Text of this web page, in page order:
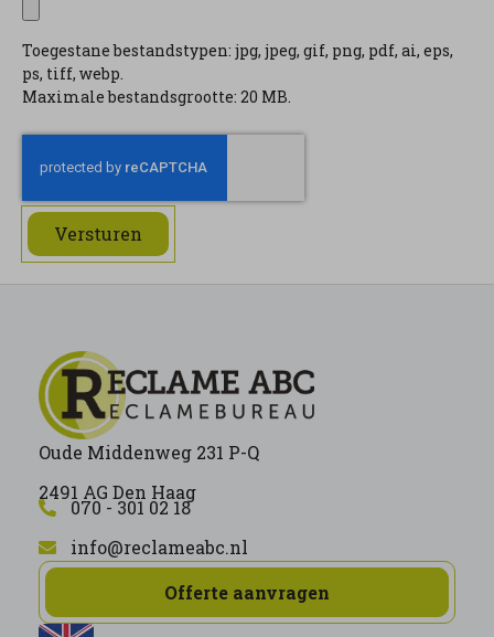
Toegestane bestandstypen: jpg, jpeg, gif, png, pdf, ai, eps,
ps, tiff, webp.
Maximale bestandsgrootte: 20 MB.
Versturen
Oude Middenweg 231 P-Q
2491 AG Den Haag
070 - 301 02 18
info@reclameabc.nl
Offerte aanvragen